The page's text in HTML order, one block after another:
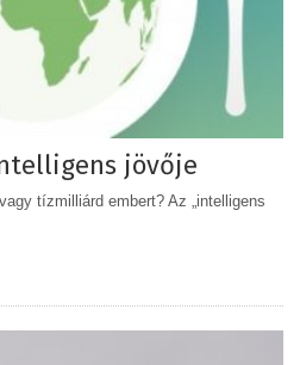
jövője
tízmilliárd embert? Az „intelligens